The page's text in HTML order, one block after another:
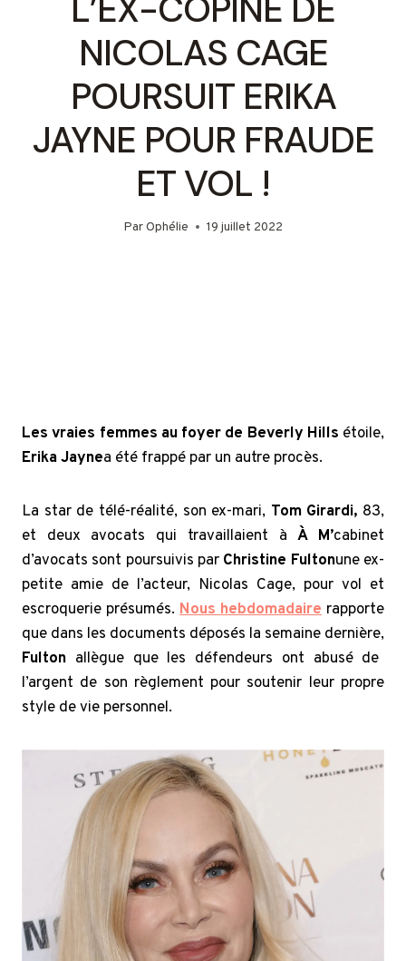
NICOLAS CAGE
POURSUIT ERIKA
JAYNE POUR FRAUDE
ET VOL !
ParOphélie 19 juillet 2022
Les vraies femmes au foyer de Beverly Hills étoile,
Erika Jaynea été frappé par un autre procès.
La star de télé-réalité, son ex-mari, Tom Girardi, 83,
et deux avocats qui travaillaient àÀ M’cabinet
d’avocats sont poursuivis par Christine Fultonune ex-
petite amie de l’acteur, Nicolas Cage, pour vol et
escroquerie présumés. Nous hebdomadaire rapporte
que dans les documents déposés la semaine dernière,
Fulton allègue que les défendeurs ont abusé de
l’argent de son règlement pour soutenir leur propre
style de vie personnel.